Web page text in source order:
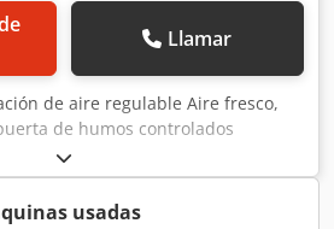
Llamar
de aire regulable Aire fresco,
de humos controlados
limpieza con espuma Csdpfsqt
de humo: a petición del cliente
de madera Sin sistema de
usadas